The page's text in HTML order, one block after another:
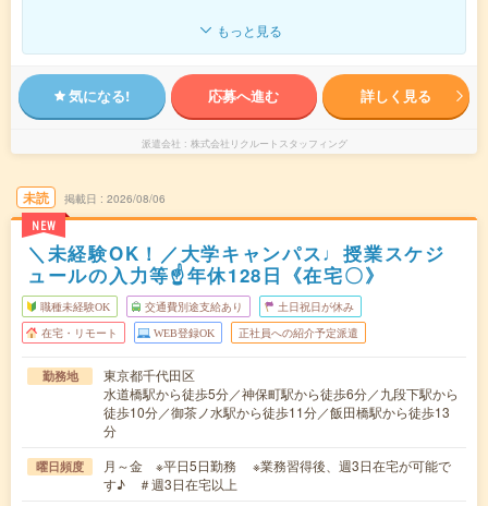
もっと見る
気になる! 応募へ進む 詳しく見る
派遣会社 株式会社リクルートスタッフィング
未読
NEW
掲載日 2026/08/06
＼未経験OK！／大学キャンパス♩授業スケジ
ュールの入力等☝年休128日《在宅〇》
職種未経験OK 交通費別途支給あり 土日祝日が休み
在宅・リモート WEB登録OK 正社員への紹介予定派遣
勤務地
東京都千代田区
水道橋駅から徒歩5分／神保町駅から徒歩6分／九段下駅から
徒歩10分／御茶ノ水駅から徒歩11分／飯田橋駅から徒歩13
分
曜日頻度
月～金 ※平日5日勤務 ※業務習得後、週3日在宅が可能で
す♪ ＃週3日在宅以上